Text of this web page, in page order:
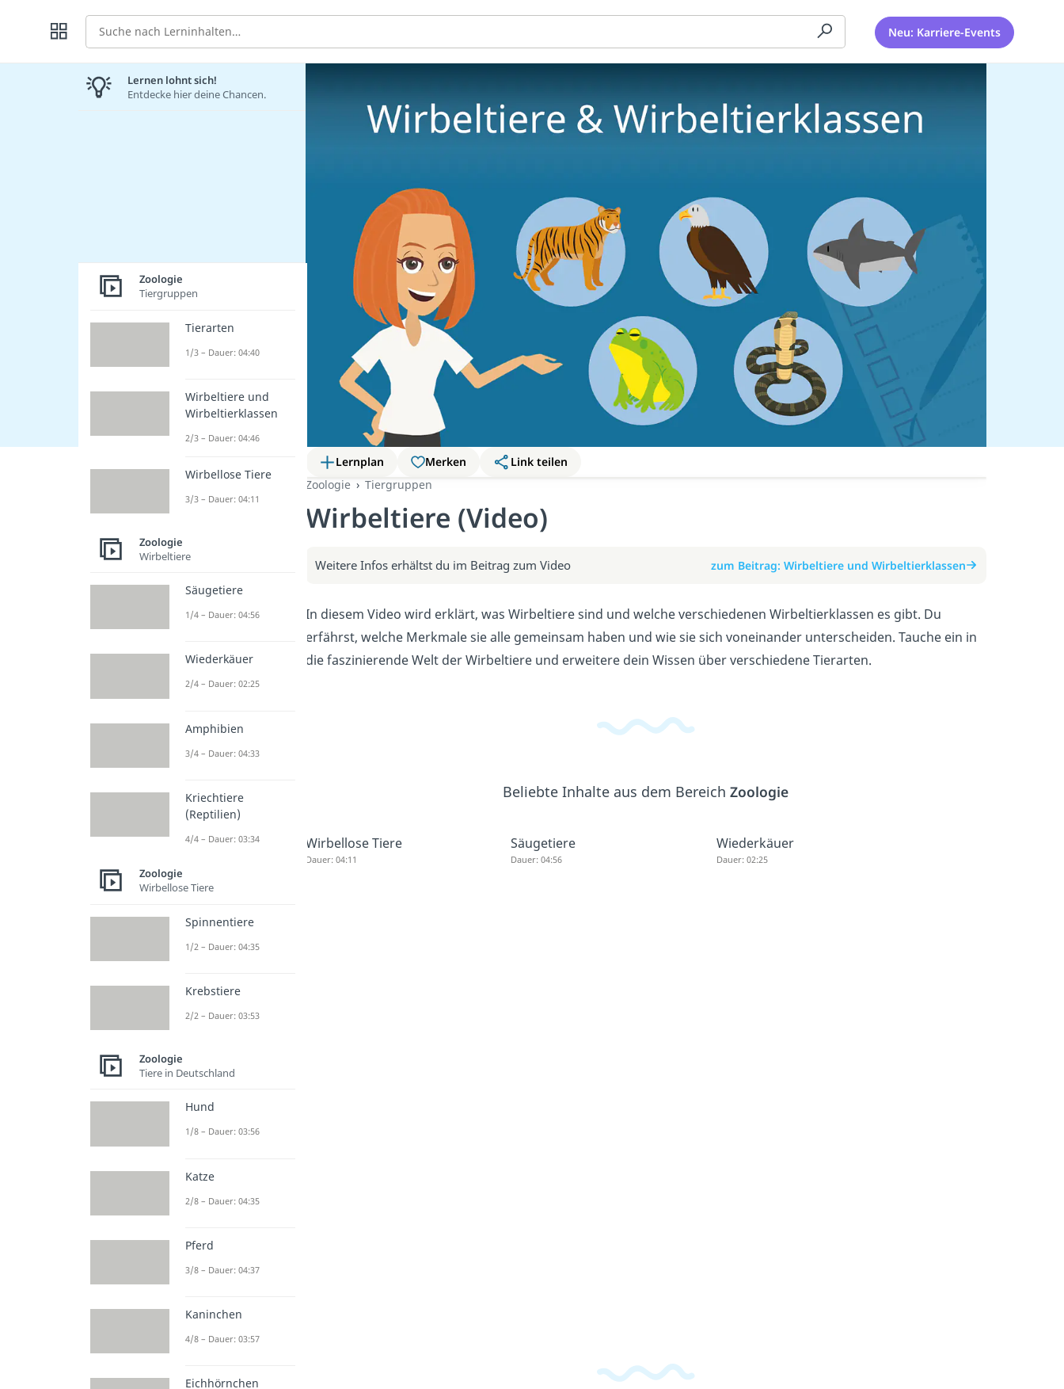
Suche Neu: Karriere-Events
Lernplan Merken
Link teilen
Zoologie
Tiergruppen
Wirbeltiere (Video)
Weitere Infos erhältst du im Beitrag zum Video zum Beitrag: Wirbeltiere und Wirbeltierklassen
In diesem Video wird erklärt, was Wirbeltiere sind und welche verschiedenen Wirbeltierklassen es gibt. Du
erfährst, welche Merkmale sie alle gemeinsam haben und wie sie sich voneinander unterscheiden. Tauche ein in
die faszinierende Welt der Wirbeltiere und erweitere dein Wissen über verschiedene Tierarten.
Beliebte Inhalte aus dem Bereich Zoologie
Wirbellose Tiere
Dauer: 04:11
Säugetiere
Dauer: 04:56
Wiederkäuer
Dauer: 02:25
Lernen lohnt sich!
Entdecke hier deine Chancen.
Zoologie
Tiergruppen
Tierarten
1/3 – Dauer: 04:40
Wirbeltiere und
Wirbeltierklassen
2/3 – Dauer: 04:46
Wirbellose Tiere
3/3 – Dauer: 04:11
Zoologie
Wirbeltiere
Säugetiere
1/4 – Dauer: 04:56
Wiederkäuer
2/4 – Dauer: 02:25
Amphibien
3/4 – Dauer: 04:33
Kriechtiere
(Reptilien)
4/4 – Dauer: 03:34
Zoologie
Wirbellose Tiere
Spinnentiere
1/2 – Dauer: 04:35
Krebstiere
2/2 – Dauer: 03:53
Zoologie
Tiere in Deutschland
Hund
1/8 – Dauer: 03:56
Katze
2/8 – Dauer: 04:35
Pferd
3/8 – Dauer: 04:37
Kaninchen
4/8 – Dauer: 03:57
Eichhörnchen